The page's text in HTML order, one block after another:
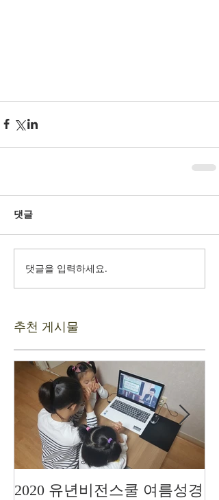
댓글
댓글을 입력하세요.
추천 게시물
2020 유년비전스쿨 여름성경